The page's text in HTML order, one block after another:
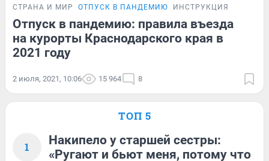
СТРАНА И МИР ОТПУСК В ПАНДЕМИЮ ИНСТРУКЦИЯ
Отпуск в пандемию: правила въезда
на курорты Краснодарского края в
2021 году
2 июля, 2021, 10:06 15 964 8
ТОП 5
1
Накипело у старшей сестры:
«Ругают и бьют меня, потому что